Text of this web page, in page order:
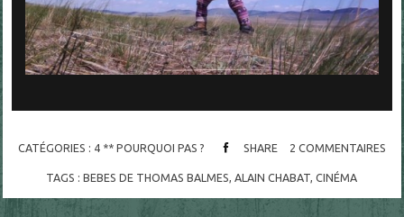
CATÉGORIES : 4 ** POURQUOI PAS ? SHARE 2 COMMENTAIRES
TAGS :BEBES DE THOMAS BALMES,ALAIN CHABAT,CINÉMA